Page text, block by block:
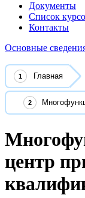
Документы
Список
Контакты
Основные
Главная
центр